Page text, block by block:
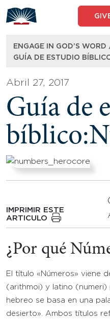
to
content
ENGAGE IN GOD’S WORD
GUÍA DE ESTUDIO
Abril 27, 2017
Guía de
IMPRIMIR ESTE
ARTICULO
¿Por qué
El título «Números» viene
(arithmoi) y latino (numeri)
hebreo se basa en una
desierto». Ambos títulos